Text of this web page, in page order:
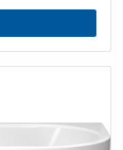
plein conception
simple